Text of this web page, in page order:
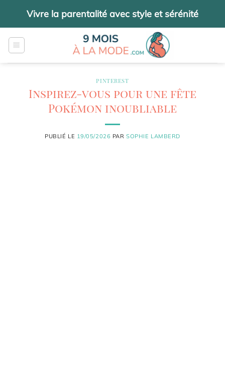
contenu
Vivre la parentalité avec style et sérénité
PINTEREST
Inspirez-vous pour une fête
Pokémon inoubliable
PUBLIÉ LE 19/05/2026 PARSOPHIE LAMBERD